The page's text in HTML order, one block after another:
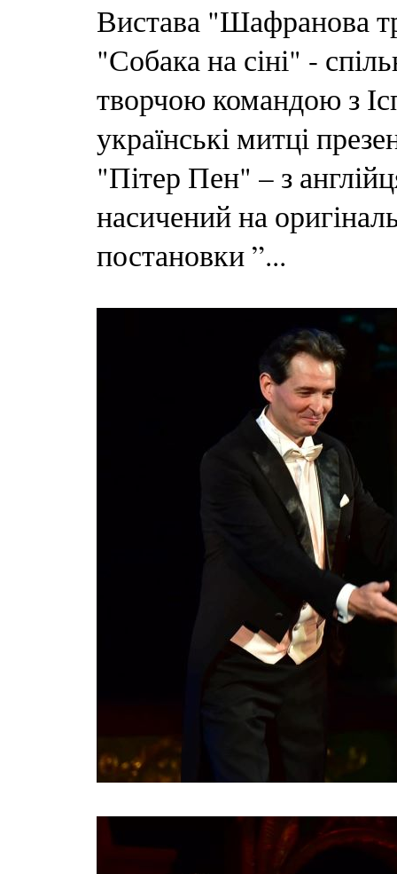
Вистава "Шафранова
"Собака на сіні" -
творчою командою з
українські митці
"Пітер Пен" – з
насичений на
постановки ”...